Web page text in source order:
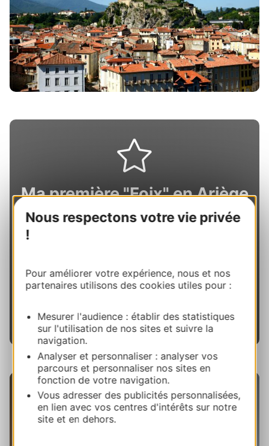
Nous respectons votre vie privée
!
Pour améliorer votre expérience, nous et nos
partenaires utilisons des cookies utiles pour :
Mesurer l'audience : établir des statistiques
sur l'utilisation de nos sites et suivre la
navigation.
Analyser et personnaliser : analyser vos
parcours et personnaliser nos sites en
fonction de votre navigation.
Vous adresser des publicités personnalisées,
en lien avec vos centres d'intérêts sur notre
site et en dehors.
Ma première "Foix" en Ariège
Dans la collection des Fabuleux Voyages en
cathare et la vallée de l'Ariège.
Voir ce fabuleux voyage